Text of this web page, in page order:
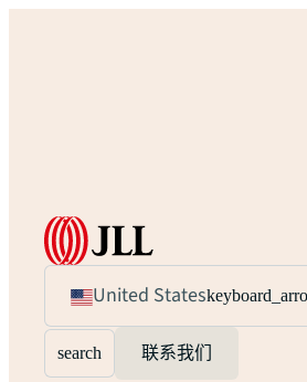
United States
search 联系我们